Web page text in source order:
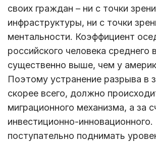
своих граждан – ни с точки
инфраструктуры, ни с точки
ментальности. Коэффициент
российского человека среднего
существенно выше, чем у
Поэтому устранение разрыва в
скорее всего, должно
миграционного механизма, а за
инвестиционно-
поступательно поднимать